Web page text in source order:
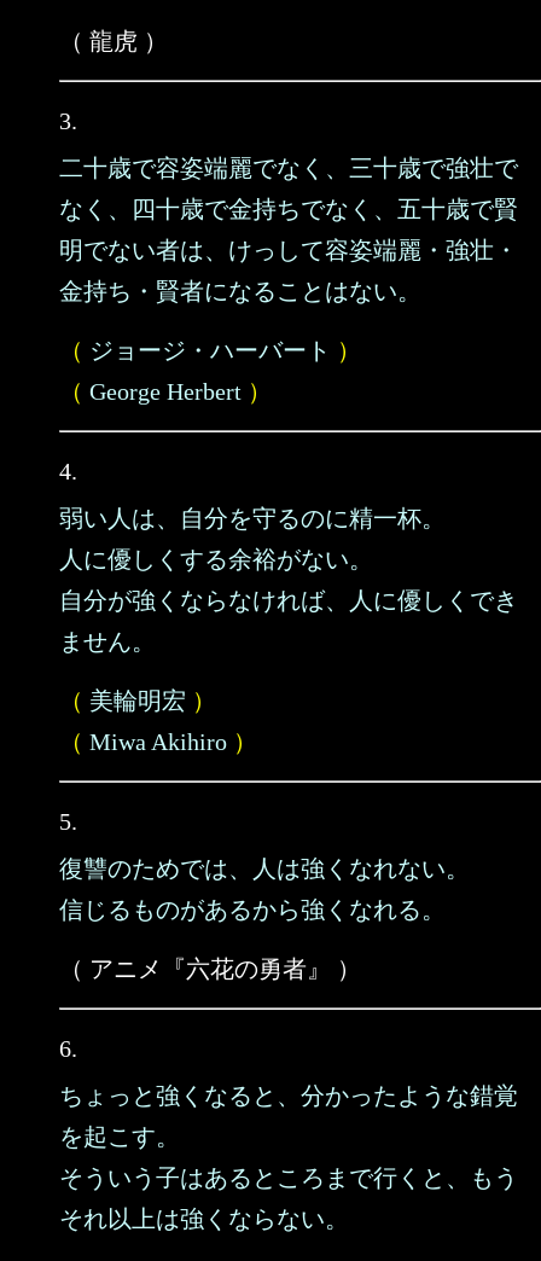
（ 龍虎 ）
3.
二十歳で容姿端麗でなく、三十歳で強壮で
なく、四十歳で金持ちでなく、五十歳で賢
明でない者は、けっして容姿端麗・強壮・
金持ち・賢者になることはない。
（ ジョージ・ハーバート ）
（ George Herbert ）
4.
弱い人は、自分を守るのに精一杯。
人に優しくする余裕がない。
自分が強くならなければ、人に優しくでき
ません。
（ 美輪明宏 ）
（ Miwa Akihiro ）
5.
復讐のためでは、人は強くなれない。
信じるものがあるから強くなれる。
（ アニメ『六花の勇者』 ）
6.
ちょっと強くなると、分かったような錯覚
を起こす。
そういう子はあるところまで行くと、もう
それ以上は強くならない。